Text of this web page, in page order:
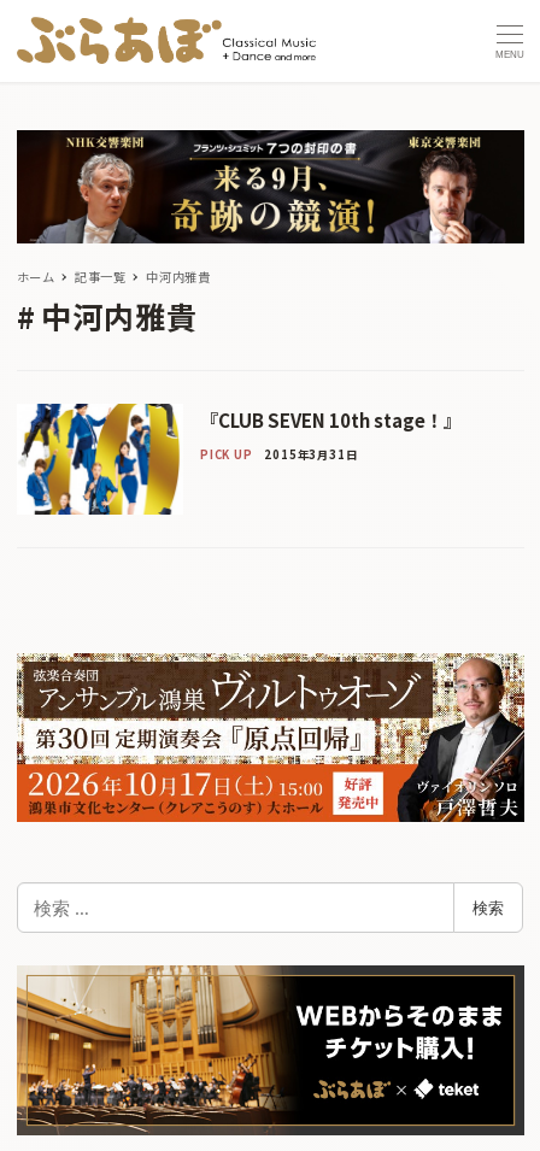
MENU
ホーム 記事一覧 中河内雅貴
中河内雅貴
『CLUB SEVEN 10th stage！』
PICK UP 2015年3月31日
検
索
検索